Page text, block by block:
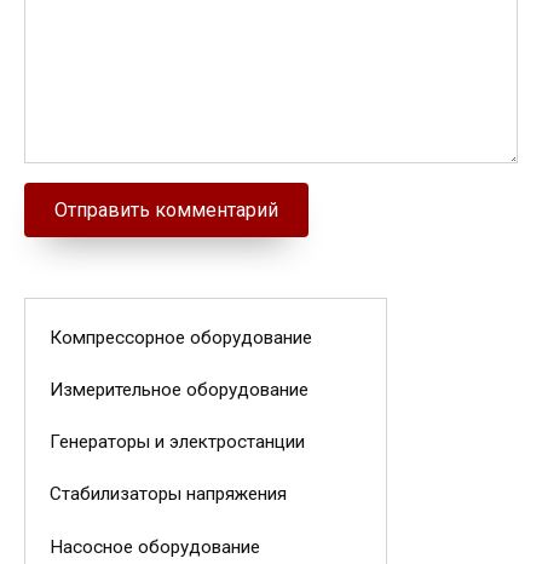
Компрессорное оборудование
Измерительное оборудование
Генераторы и электростанции
Стабилизаторы напряжения
Насосное оборудование